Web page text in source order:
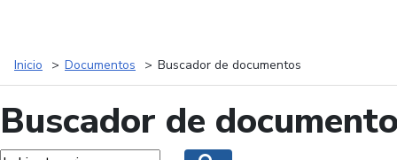
Inicio Documentos Buscador de documentos
Buscador de